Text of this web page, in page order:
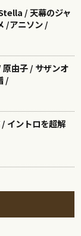
/ 天幕のジャ
/アニソン /
由子 / サザンオ
/
イントロを超解